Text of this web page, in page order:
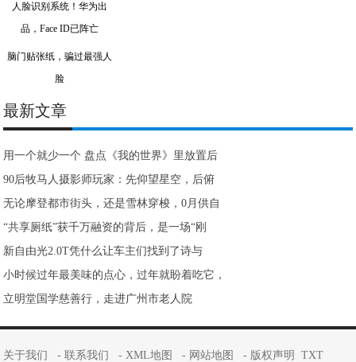
脑门贴张纸，骗过最强人
脸
最新文章
用一个就少一个 盘点《我的世界》里放置后
90后牧马人摄影师玩家：先仰望星空，后俯
无论摩登都市街头，还是雪林穿梭，0月供自
“共享厕纸”获千万融资的背后，是一场“刚
新自由光2.0T凭什么让车主们找到了诗与
小时候过年最美味的点心，过年就盼着吃它，
立明堂国学慈善行，走进广州市老人院
关于我们 -联系我们 -XML地图 - 网站地图 - 版权声明 TXT